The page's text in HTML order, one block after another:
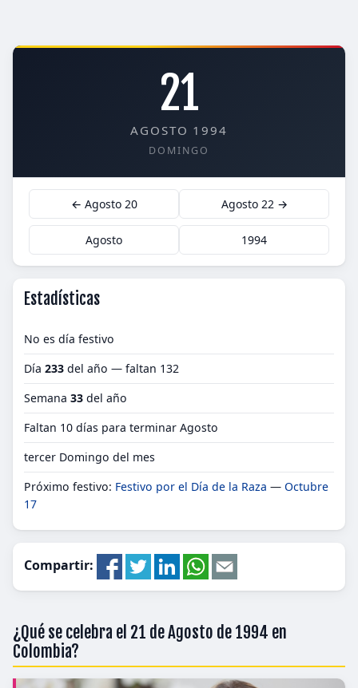
21
AGOSTO 1994
DOMINGO
← Agosto 20 Agosto 22 →
Agosto 1994
Estadísticas
No es día festivo
Día 233 del año — faltan 132
Semana 33 del año
Faltan 10 días para terminar Agosto
tercer Domingo del mes
Próximo festivo: Festivo por el Día de la Raza — Octubre
17
Compartir:
¿Qué se celebra el 21 de Agosto de 1994 en
Colombia?